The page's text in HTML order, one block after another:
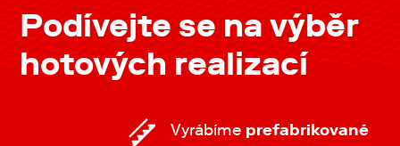
Podívejte se na výběr
hotových realizací
Vyrábíme prefabrikované